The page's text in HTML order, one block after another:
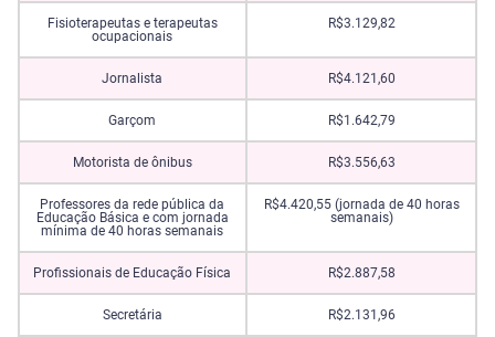
Fisioterapeutas e terapeutas
ocupacionais
R$3.129,82
Jornalista R$4.121,60
Garçom R$1.642,79
Motorista de ônibus R$3.556,63
Professores da rede pública da
Educação Básica e com jornada
mínima de 40 horas semanais
R$4.420,55 (jornada de 40 horas
semanais)
Profissionais de Educação Física R$2.887,58
Secretária R$2.131,96